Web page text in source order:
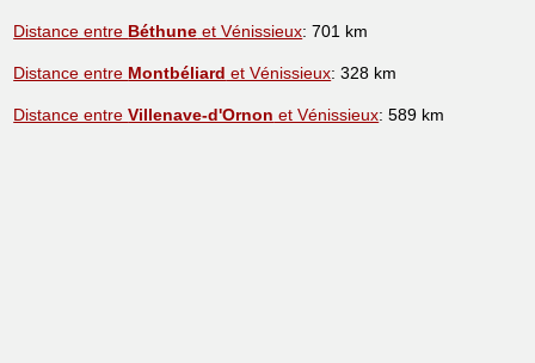
Distance entre Béthune et Vénissieux: 701 km
Distance entre Montbéliard et Vénissieux: 328 km
Distance entreVillenave-d'Ornon et Vénissieux: 589 km